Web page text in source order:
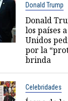
Donald Trump
Donald
los países
Unidos
por la
brinda
Celebridades